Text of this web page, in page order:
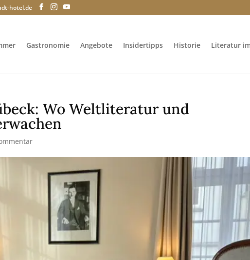
hotel.de
Gastronomie Angebote Insidertipps Historie Literatur
Wo Weltliteratur und